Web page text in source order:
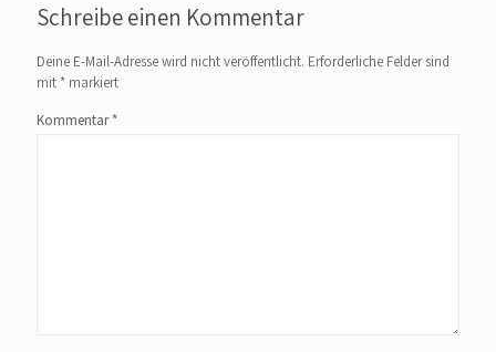
Schreibe einen Kommentar
Deine E-Mail-Adresse wird nicht veröffentlicht. Erforderliche Felder sind
mit * markiert
Kommentar*